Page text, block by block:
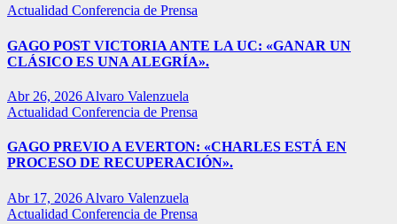
Actualidad Conferencia de Prensa
GAGO POST VICTORIA ANTE LA UC: «GANAR UN
CLÁSICO ES UNA ALEGRÍA».
Abr 26, 2026 Alvaro Valenzuela
Actualidad Conferencia de Prensa
GAGO PREVIO A EVERTON: «CHARLES ESTÁ EN
PROCESO DE RECUPERACIÓN».
Abr 17, 2026 Alvaro Valenzuela
Actualidad Conferencia de Prensa